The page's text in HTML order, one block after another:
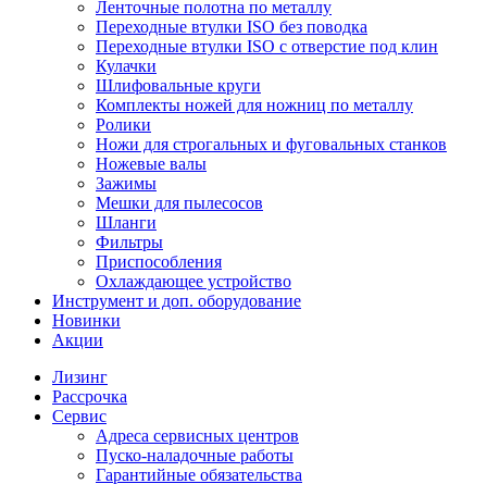
Ленточные полотна по металлу
Переходные втулки ISO без поводка
Переходные втулки ISO с отверстие под клин
Кулачки
Шлифовальные круги
Комплекты ножей для ножниц по металлу
Ролики
Ножи для строгальных и фуговальных станков
Ножевые валы
Зажимы
Мешки для пылесосов
Шланги
Фильтры
Приспособления
Охлаждающее устройство
Инструмент и доп. оборудование
Новинки
Акции
Лизинг
Рассрочка
Сервис
Адреса сервисных центров
Пуско-наладочные работы
Гарантийные обязательства